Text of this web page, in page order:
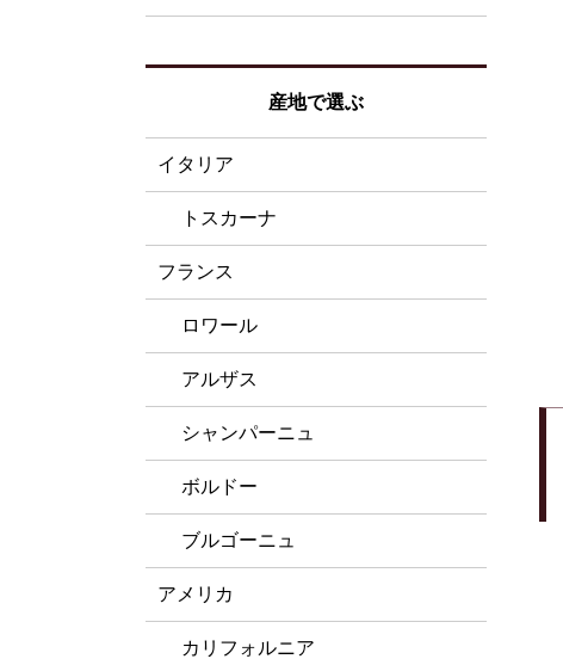
産地で選ぶ
イタリア
トスカーナ
フランス
ロワール
アルザス
シャンパーニュ
ボルドー
ブルゴーニュ
アメリカ
カリフォルニア